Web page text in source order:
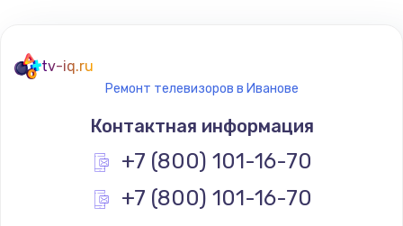
900 руб.
Заказать
tv-iq.ru
Ремонт телевизоров в Иванове
Контактная информация
+7 (800) 101-16-70
+7 (800) 101-16-70